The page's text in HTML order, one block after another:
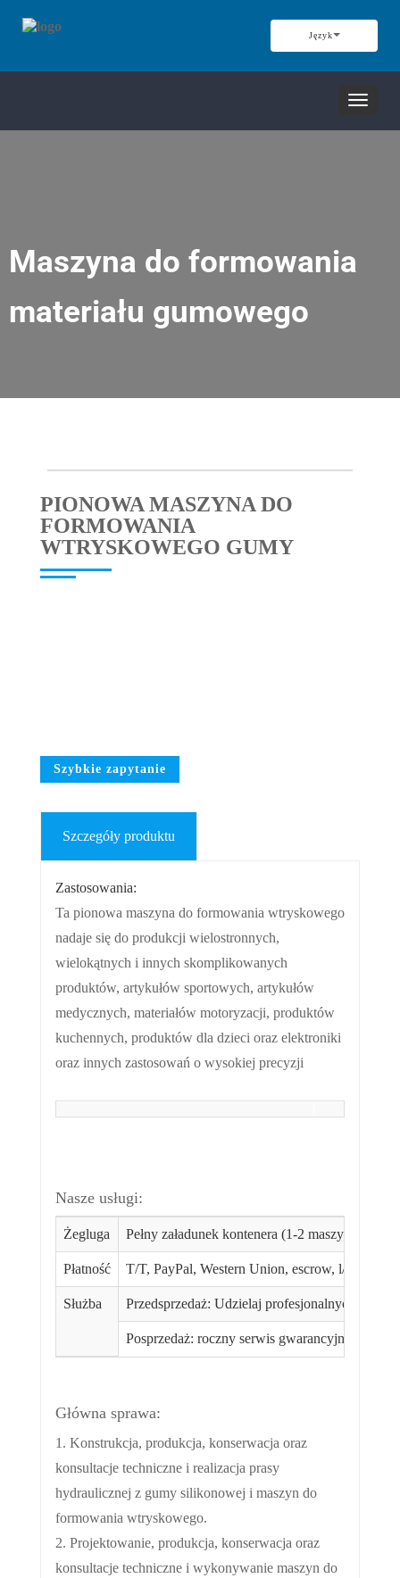
Język
Maszyna do formowania
materiału gumowego
PIONOWA MASZYNA DO
FORMOWANIA
WTRYSKOWEGO GUMY
Szybkie zapytanie
Szczegóły produktu
Zastosowania:
Ta pionowa maszyna do formowania wtryskowego
nadaje się do produkcji wielostronnych,
wielokątnych i innych skomplikowanych
produktów, artykułów sportowych, artykułów
medycznych, materiałów motoryzacji, produktów
kuchennych, produktów dla dzieci oraz elektroniki
oraz innych zastosowań o wysokiej precyzji
Nasze usługi:
Żegluga Pełny załadunek kontenera (1-2 maszyny
Płatność T/T, PayPal, Western Union, escrow, l/c. itd.
Służba Przedsprzedaż: Udzielaj profesjonalnych
Posprzedaż: roczny serwis gwarancyjny;
Główna sprawa:
1. Konstrukcja, produkcja, konserwacja oraz
konsultacje techniczne i realizacja prasy
hydraulicznej z gumy silikonowej i maszyn do
formowania wtryskowego.
2. Projektowanie, produkcja, konserwacja oraz
konsultacje techniczne i wykonywanie maszyn do